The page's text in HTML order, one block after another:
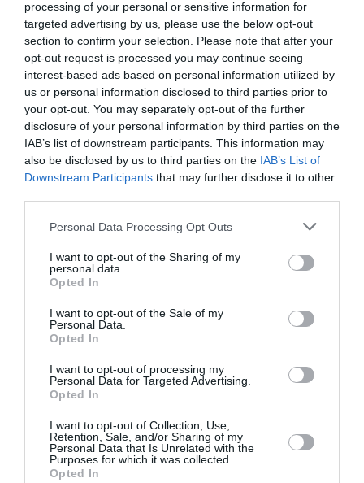
processing of your personal or sensitive information for
targeted advertising by us, please use the below opt-out
section to confirm your selection. Please note that after your
opt-out request is processed you may continue seeing
interest-based ads based on personal information utilized by
us or personal information disclosed to third parties prior to
your opt-out. You may separately opt-out of the further
disclosure of your personal information by third parties on the
IAB’s list of downstream participants. This information may
also be disclosed by us to third parties on the IAB’s List of
Downstream Participants that may further disclose it to other
Personal Data Processing Opt Outs
I want to opt-out of the Sharing of my
personal data.
Opted In
I want to opt-out of the Sale of my
Personal Data.
Opted In
I want to opt-out of processing my
Personal Data for Targeted Advertising.
Opted In
I want to opt-out of Collection, Use,
Retention, Sale, and/or Sharing of my
Personal Data that Is Unrelated with the
Purposes for which it was collected.
Opted In
Δείτε όλα τατελευταία νέαγια την Τέχνη και τον
Πολιτισμό στοCulturenow.gr
Νέοι Διαγωνισμοί❯
Tags
ΓΙΑΝΝΗΣ ΧΟΥΒΑΡΔΑΣ
ΙΔΡΥΜΑ ΣΤΑΥΡΟΣ ΝΙΑΡΧΟΣ
ΚΛΑΣΙΚΗ - ΟΠΕΡΑ
ΜΠΕΡΤΟΛΤ ΜΠΡΕΧΤ
Κάθε βδομάδα στο e-mail σας τα τελευταία νέα για
την Τέχνη και τον Πολιτισμό!
Σχετικά Άρθρα